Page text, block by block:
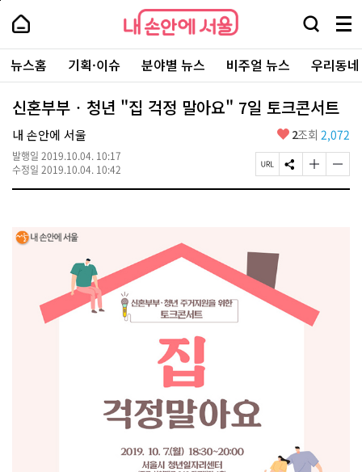
본
로
가
내
손
안
에
서
울
-
서
울
시
대
표
소
털
내
손
에
울
검
창
열
기
메
뉴
전
체
보
주
요
서
뉴스홈 기획·이슈 분야별 뉴스 비주얼 뉴스 우리동
신혼부부‧청년 "집 걱정 말아요" 7일 토크콘서트
내 손안에 서울
발행일 2019.10.04. 10:17
수정일 2019.10.04. 10:42
좋
요
2조회 2,072
페
이
복
사
S
N
글
자
글
자
페
상
단
로